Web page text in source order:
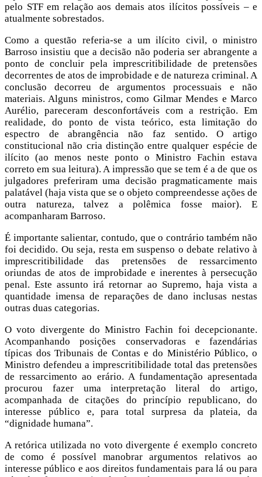
pelo STF em relação aos demais atos ilícitos possíveis – e
atualmente sobrestados.
Como a questão referia-se a um ilícito civil, o ministro
Barroso insistiu que a decisão não poderia ser abrangente a
ponto de concluir pela imprescritibilidade de pretensões
decorrentes de atos de improbidade e de natureza criminal. A
conclusão decorreu de argumentos processuais e não
materiais. Alguns ministros, como Gilmar Mendes e Marco
Aurélio, pareceram desconfortáveis com a restrição. Em
realidade, do ponto de vista teórico, esta limitação do
espectro de abrangência não faz sentido. O artigo
constitucional não cria distinção entre qualquer espécie de
ilícito (ao menos neste ponto o Ministro Fachin estava
correto em sua leitura). A impressão que se tem é a de que os
julgadores preferiram uma decisão pragmaticamente mais
palatável (haja vista que se o objeto compreendesse ações de
outra natureza, talvez a polêmica fosse maior). E
acompanharam Barroso.
É importante salientar, contudo, que o contrário também não
foi decidido. Ou seja, resta em suspenso o debate relativo à
imprescritibilidade das pretensões de ressarcimento
oriundas de atos de improbidade e inerentes à persecução
penal. Este assunto irá retornar ao Supremo, haja vista a
quantidade imensa de reparações de dano inclusas nestas
outras duas categorias.
O voto divergente do Ministro Fachin foi decepcionante.
Acompanhando posições conservadoras e fazendárias
típicas dos Tribunais de Contas e do Ministério Público, o
Ministro defendeu a imprescritibilidade total das pretensões
de ressarcimento ao erário. A fundamentação apresentada
procurou fazer uma interpretação literal do artigo,
acompanhada de citações do princípio republicano, do
interesse público e, para total surpresa da plateia, da
“dignidade humana”.
A retórica utilizada no voto divergente é exemplo concreto
de como é possível manobrar argumentos relativos ao
interesse público e aos direitos fundamentais para lá ou para